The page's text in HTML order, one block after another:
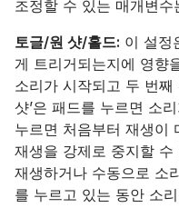
조정할 수 있는 매개변수
토글/원 샷/홀드: 이 설정
게 트리거되는지에 영향
소리가 시작되고 두 번째
샷’은 패드를 누르면 소
누르면 처음부터 재생이
재생을 강제로 중지할
재생하거나 수동으로 소
를 누르고 있는 동안 소